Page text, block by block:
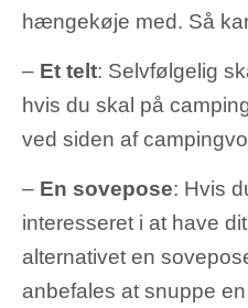
hængekøje med. Så
– Et telt: Selvfølgelig
hvis du skal på
ved siden af
– En sovepose: Hvis
interesseret i at have
alternativet en
anbefales at snuppe